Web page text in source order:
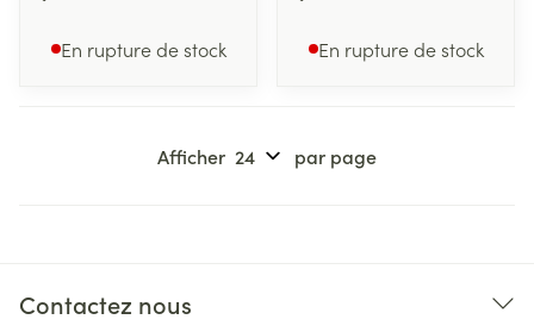
En rupture de stock En rupture de stock
Afficher par page
Contactez nous